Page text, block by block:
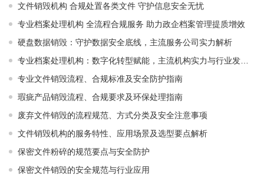
文件销毁机构 合规处置各类文件 守护信息安全无忧
专业档案处理机构 全流程合规服务 助力政企档案管理提质增效
硬盘数据销毁：守护数据安全底线，主流服务公司实力解析
专业档案处理机构：数字化转型赋能，主流机构实力与行业发展解析
专业文件销毁流程、合规标准及安全防护指南
瑕疵产品销毁流程、合规要求及环保处理指南
废弃文件销毁的流程规范、方式分类及安全注意事项
文件销毁机构的服务特性、应用场景及选型要点解析
保密文件粉碎的规范要点与安全防护
保密文件销毁的安全规范与行业应用